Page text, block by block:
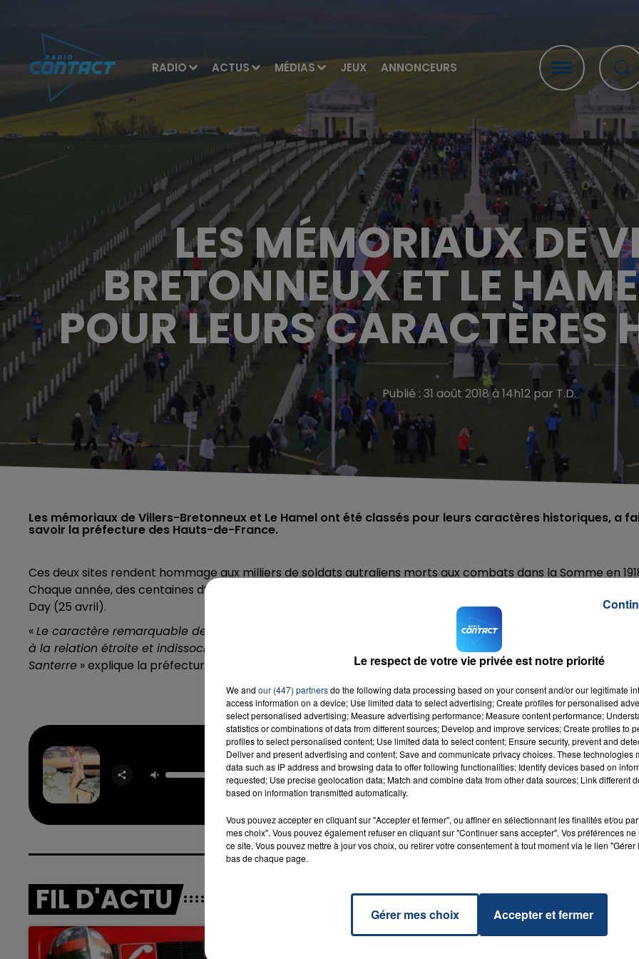
RADIO ACTUS MÉDIAS JEUX ANNONCEURS
LES MÉMORIAUX DE
BRETONNEUX ET LE
POUR LEURS CARACTÈRES
Publié : 31 août 2018 à 14h12 par T.D.
Les mémoriaux de Villers-Bretonneux et Le Hamel ont été classés pour leurs caractères historiques, a
savoir la préfecture des Hauts-de-France.
Ces deux sites rendent hommage aux milliers de soldats autraliens morts aux combats dans la Somme en
Chaque année, des centaines d’Australiens et Néo-Zélandais viennent leur rendre hommage le jour de l’ANZAC
Day (25 avril).
«Le caractère remarquable de ces monuments tient en partie à leur architecture épurée mais également
à la relation étroite et indissociable qu’ils entretiennent avec le grand paysage très ouvert du plateau du
Santerre » explique la préfecture.
Sur La Piste
EVA
RADIO CONTACT
FIL D'ACTU
Le respect de votre vie privée est notre priorité
We and our (447) partnersdo the following data processing based on your consent and/or our legitimate
access information on a device; Use limited data to select advertising; Create profiles for personalised
select personalised advertising; Measure advertising performance; Measure content performance;
statistics or combinations of data from different sources; Develop and improve services; Create profiles to
profiles to select personalised content; Use limited data to select content; Ensure security, prevent and
Deliver and present advertising and content; Save and communicate privacy choices. These technologies
data such as IP address and browsing data to offer following functionalities: Identify devices based on
requested; Use precise geolocation data; Match and combine data from other data sources; Link different
based on information transmitted automatically.
Vous pouvez accepter en cliquant sur "Accepter et fermer", ou affiner en sélectionnant les finalités et/ou
mes choix". Vous pouvez également refuser en cliquant sur "Continuer sans accepter". Vos préférences
ce site. Vous pouvez mettre à jour vos choix, ou retirer votre consentement à tout moment via le lien
bas de chaque page.
Gérer mes choix Accepter et fermer